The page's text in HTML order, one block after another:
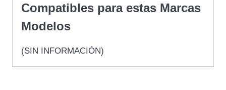
Compatibles para estas Marcas
Modelos
(SIN INFORMACIÓN)